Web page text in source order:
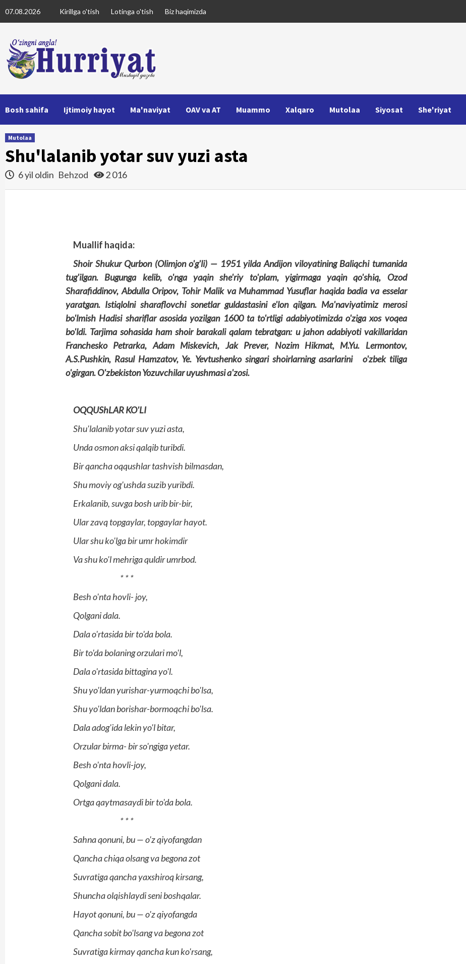
to
07.08.2026 Kirillga o'tish Lotinga o'tish Biz haqimizda
Bosh sahifa Ijtimoiy hayot Ma'naviyat OAV va AT Muammo Xalqaro Mutolaa Siyosat She'riyat
Mutolaa
Shu'lalanib yotar suv yuzi asta
6 yil oldin Behzod 2 016
Muallif haqida:
Shoir Shukur Qurbon (Olimjon o'g'li) — 1951 yilda Andijon viloyatining Baliqchi tumanida
tug'ilgan. Bugunga kelib, o'nga yaqin she'riy to'plam, yigirmaga yaqin qo'shiq, Ozod
Sharafiddinov, Abdulla Oripov, Tohir Malik va Muhammad Yusuflar haqida badia va esselar
yaratgan. Istiqlolni sharaflovchi sonetlar guldastasini e'lon qilgan. Ma'naviyatimiz merosi
bo'lmish Hadisi shariflar asosida yozilgan 1600 ta to'rtligi adabiyotimizda o'ziga xos voqea
bo'ldi. Tarjima sohasida ham shoir barakali qalam tebratgan: u jahon adabiyoti vakillaridan
Franchesko Petrarka, Adam Miskevich, Jak Prever, Nozim Hikmat, M.Yu. Lermontov,
A.S.Pushkin, Rasul Hamzatov, Ye. Yevtushenko singari shoirlarning asarlarini o'zbek tiliga
o'girgan. O'zbekiston Yozuvchilar uyushmasi a'zosi.
OQQUShLAR KO'LI
Shu'lalanib yotar suv yuzi asta,
Unda osmon aksi qalqib turibdi.
Bir qancha oqqushlar tashvish bilmasdan,
Shu moviy og'ushda suzib yuribdi.
Erkalanib, suvga bosh urib bir-bir,
Ular zavq topgaylar, topgaylar hayot.
Ular shu ko'lga bir umr hokimdir
Va shu ko'l mehriga quldir umrbod.
* * *
Besh o'nta hovli- joy,
Qolgani dala.
Dala o'rtasida bir to'da bola.
Bir to'da bolaning orzulari mo'l,
Dala o'rtasida bittagina yo'l.
Shu yo'ldan yurishar-yurmoqchi bo'lsa,
Shu yo'ldan borishar-bormoqchi bo'lsa.
Dala adog'ida lekin yo'l bitar,
Orzular birma- bir so'ngiga yetar.
Besh o'nta hovli-joy,
Qolgani dala.
Ortga qaytmasaydi bir to'da bola.
* * *
Sahna qonuni, bu — o'z qiyofangdan
Qancha chiqa olsang va begona zot
Suvratiga qancha yaxshiroq kirsang,
Shuncha olqishlaydi seni boshqalar.
Hayot qonuni, bu — o'z qiyofangda
Qancha sobit bo'lsang va begona zot
Suvratiga kirmay qancha kun ko'rsang,